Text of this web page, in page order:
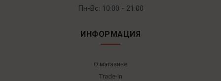
Пн-Вс: 10:00 - 21:00
ИНФОРМАЦИЯ
О магазине
Trade-In